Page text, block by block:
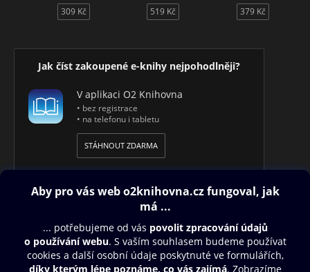
309 Kč 519 Kč 379 Kč
Jak číst zakoupené e-knihy nejpohodlněji?
V aplikaci O2 Knihovna
• bez registrace
• na telefonu i tabletu
STÁHNOUT ZDARMA
Obsah ke stažení
Moje O2 Knihovna